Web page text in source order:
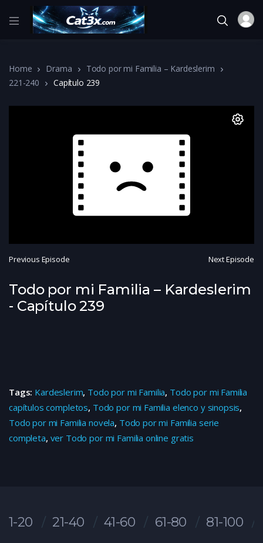
Home Drama
Todo por mi Familia – Kardeslerim
221-240
Capítulo 239
Previous Episode Next Episode
Todo por mi Familia – Kardeslerim
- Capítulo 239
Tags: Kardeslerim, Todo por mi Familia, Todo por mi Familia
capítulos completos, Todo por mi Familia elenco y sinopsis,
Todo por mi Familia novela, Todo por mi Familia serie
completa, ver Todo por mi Familia online gratis
1-20 21-40 41-60 61-80 81-100